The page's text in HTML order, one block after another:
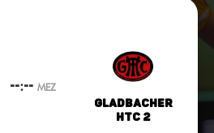
--:-- MEZ
Gladbacher
HTC 2